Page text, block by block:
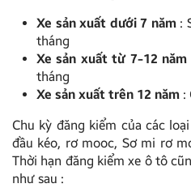
Xe sản xuất dưới 7 năm:
tháng
Xe sản xuất từ 7-12 năm
tháng
Xe sản xuất trên 12 năm :
Chu kỳ đăng kiểm của các
đầu kéo, rơ mooc, Sơ mi rơ
Thời hạn đăng kiểm xe ô tô
như sau :